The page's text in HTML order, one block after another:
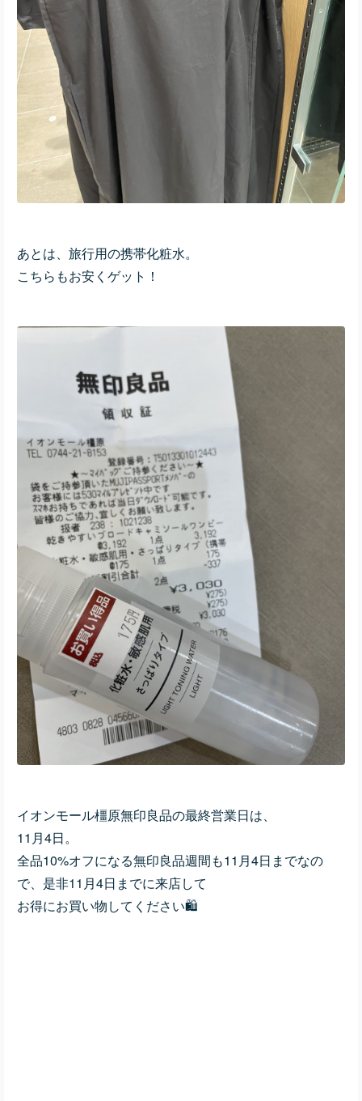
あとは、旅行用の携帯化粧水。
こちらもお安くゲット！
イオンモール橿原無印良品の最終営業日は、
11月4日。
全品10%オフになる無印良品週間も11月4日までなの
で、 是非11月4日までに来店して
お得にお買い物してください🛍️